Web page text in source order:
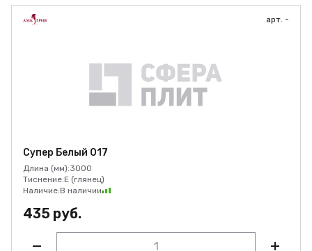
арт. -
Супер Белый 017
Длина (мм):3000
Тиснение:E (глянец)
Наличие:В наличии
435 руб.